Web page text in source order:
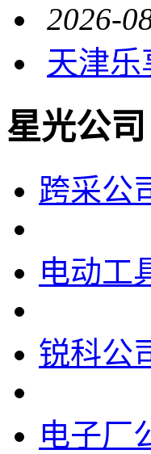
2026-
天津乐
星光公
跨采公
电动工
锐科公
电子厂